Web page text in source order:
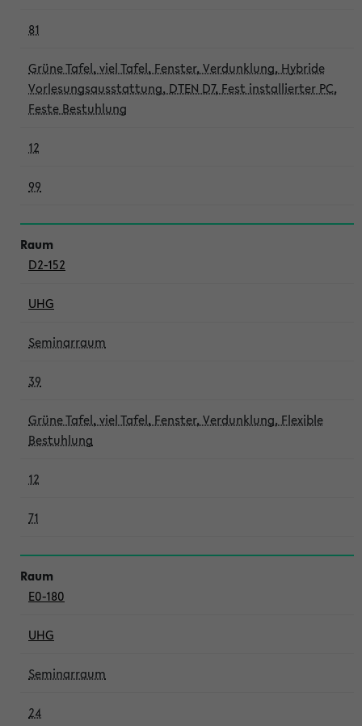
81
Grüne Tafel, viel Tafel, Fenster, Verdunklung, Hybride
Vorlesungsausstattung, DTEN D7, Fest installierter PC,
Feste Bestuhlung
12
99
D2-152
UHG
Seminarraum
39
Grüne Tafel, viel Tafel, Fenster, Verdunklung, Flexible
Bestuhlung
12
71
E0-180
UHG
Seminarraum
24